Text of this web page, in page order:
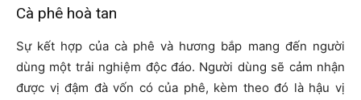
Cà phê hoà tan
Sự kết hợp của cà phê và hương bắp mang đến người
dùng một trải nghiệm độc đáo. Người dùng sẽ cảm nhận
được vị đậm đà vốn có của phê, kèm theo đó là hậu vị